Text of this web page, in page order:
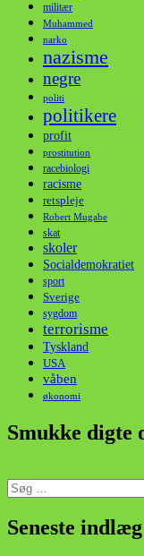
militær
Muhammed
narko
nazisme
negre
politi
politikere
profit
prostitution
racebiologi
racisme
retspleje
Robert Mugabe
skat
skoler
Socialdemokratiet
sport
Sverige
sygdom
terrorisme
Tyskland
USA
våben
økonomi
Smukke digte
Søg
efter:
Seneste indlæg